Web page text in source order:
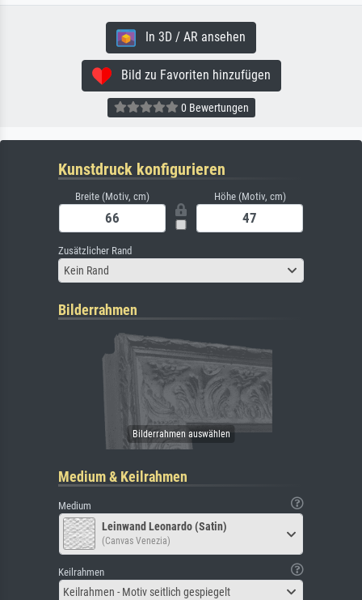
In 3D / AR ansehen
Bild zu Favoriten hinzufügen
0 Bewertungen
Kunstdruck konfigurieren
Breite (Motiv, cm) Höhe (Motiv, cm)
Zusätzlicher Rand
Kein Rand
Bilderrahmen
Medium & Keilrahmen
Medium
Leinwand Leonardo (Satin)
(Canvas Venezia)
Keilrahmen
Keilrahmen - Motiv seitlich gespiegelt